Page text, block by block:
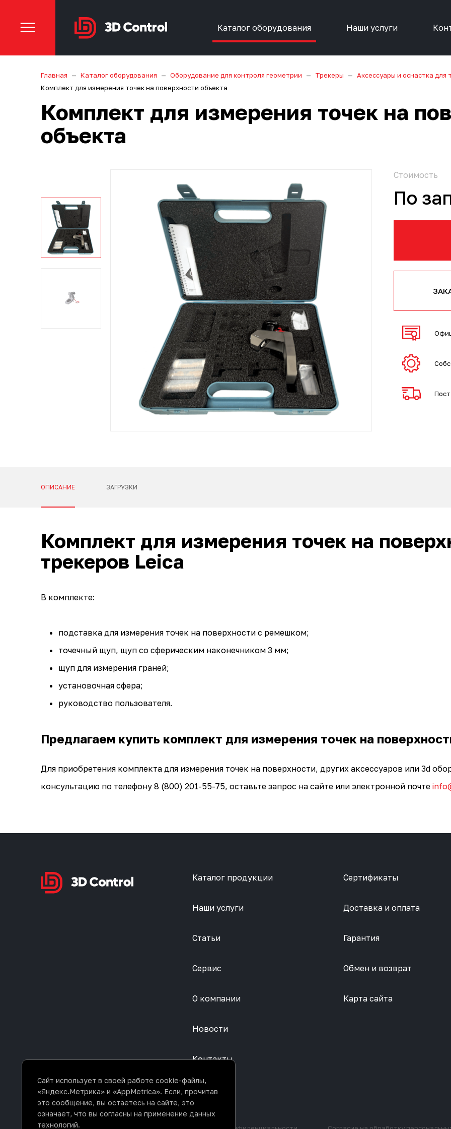
Каталог оборудования Наши услуги
Главная Каталог оборудования Оборудование для контроля геометрии Трекеры
Аксессуары и оснастка для
Комплект для измерения точек на поверхности объекта
Комплект для измерения точек на
объекта
Стоимость
По
ОПИСАНИЕ ЗАГРУЗКИ
Комплект для измерения точек на
трекеров Leica
В комплекте:
подставка для измерения точек на поверхности с ремешком;
точечный щуп, щуп со сферическим наконечником 3 мм;
щуп для измерения граней;
установочная сфера;
руководство пользователя.
Предлагаем купить комплект для измерения точек на
Для приобретения комплекта для измерения точек на поверхности, других аксессуаров или 3d
консультацию по телефону 8 (800) 201-55-75, оставьте запрос на сайте или электронной почте
Каталог продукции
Наши услуги
Статьи
Сервис
О компании
Новости
Контакты
Сертификаты
Доставка и оплата
Гарантия
Обмен и возврат
Карта сайта
Сайт использует в своей работе cookie-файлы,
«Яндекс.Метрика» и «AppMetrica». Если, прочитав
это сообщение, вы остаетесь на сайте, это
означает, что вы согласны на применение данных
технологий.